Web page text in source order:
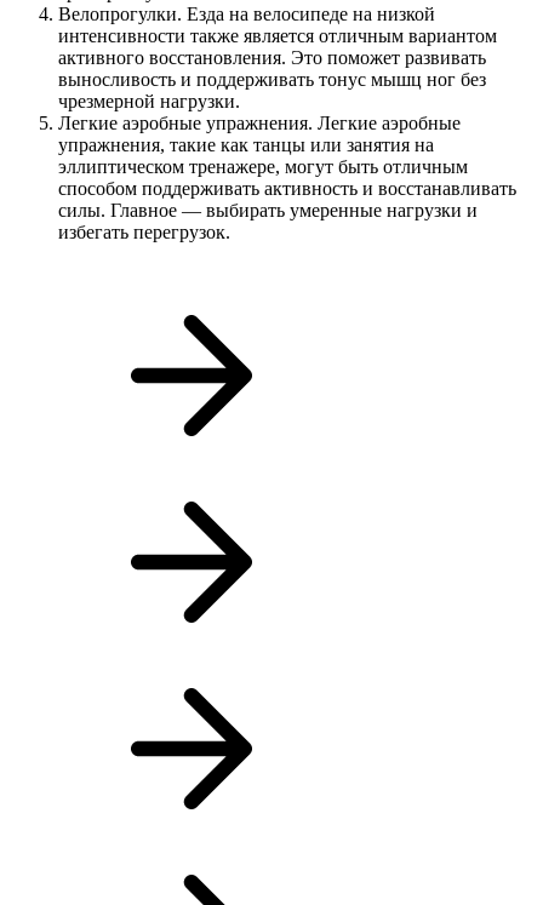
Велопрогулки. Езда на велосипеде на низкой
интенсивности также является отличным вариантом
активного восстановления. Это поможет развивать
выносливость и поддерживать тонус мышц ног без
чрезмерной нагрузки.
Легкие аэробные упражнения. Легкие аэробные
упражнения, такие как танцы или занятия на
эллиптическом тренажере, могут быть отличным
способом поддерживать активность и восстанавливать
силы. Главное — выбирать умеренные нагрузки и
избегать перегрузок.